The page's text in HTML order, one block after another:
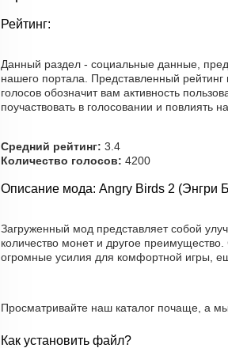
Рейтинг:
Данный раздел - социальные данные,
нашего портала. Представленный
голосов обозначит вам активность
поучаствовать в голосовании и повлиять
Средний рейтинг: 3.4
Количество голосов: 4200
Описание мода: Angry Birds 2 (Энгри
Загруженный мод представляет собой
количество монет и другое
огромные усилия для комфортной игры,
Просматривайте наш каталог почаще, а
Как установить файл?